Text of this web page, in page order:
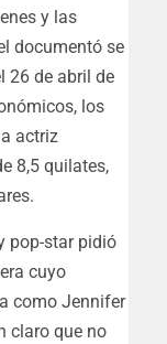
y las
documentó se
26 de abril de
los
actriz
8,5 quilates,
pop-star pidió
cuyo
como Jennifer
claro que no